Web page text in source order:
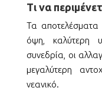
Τι να
Τα αποτελέσματα
όψη, καλύτερη
συνεδρία, οι
μεγαλύτερη
νεανικό.